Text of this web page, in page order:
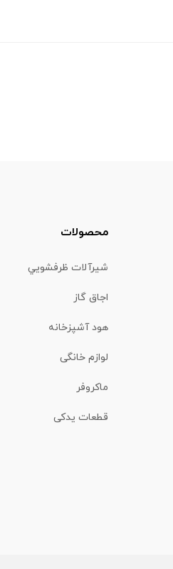
محصولات
شیرآلات ظرفشويي
اجاق گاز
هود آشپزخانه
لوازم خانگی
ماكروفر
قطعات یدکی